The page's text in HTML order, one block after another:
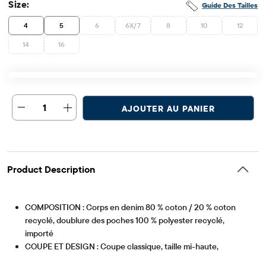
Guide Des Tailles
Size:
4 5 6 6X/7 8 10 12
14 16
1 AJOUTER AU PANIER
Product Description
COMPOSITION : Corps en denim 80 % coton / 20 % coton
recyclé, doublure des poches 100 % polyester recyclé,
importé
COUPE ET DESIGN : Coupe classique, taille mi-haute,